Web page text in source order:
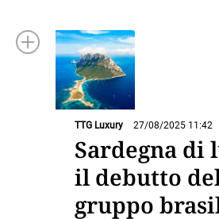
TTG Luxury 27/08/2025 11:42
Sardegna di
il debutto
gruppo